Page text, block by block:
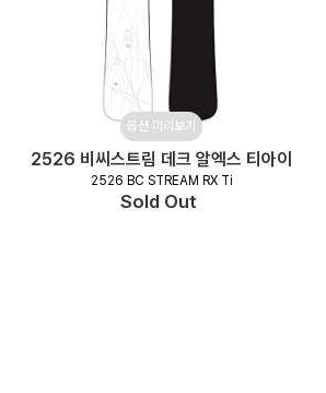
옵션 미리보기
2526 비씨스트림 데크 알엑스 티아이
2526 BC STREAM RX Ti
Sold Out